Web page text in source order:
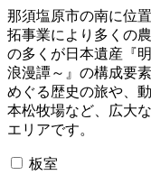
那須塩原市の南に位
拓事業により多くの
の多くが日本遺産『
浪漫譚～』の構成要
めぐる歴史の旅や、
本松牧場など、広大
エリアです。
板室